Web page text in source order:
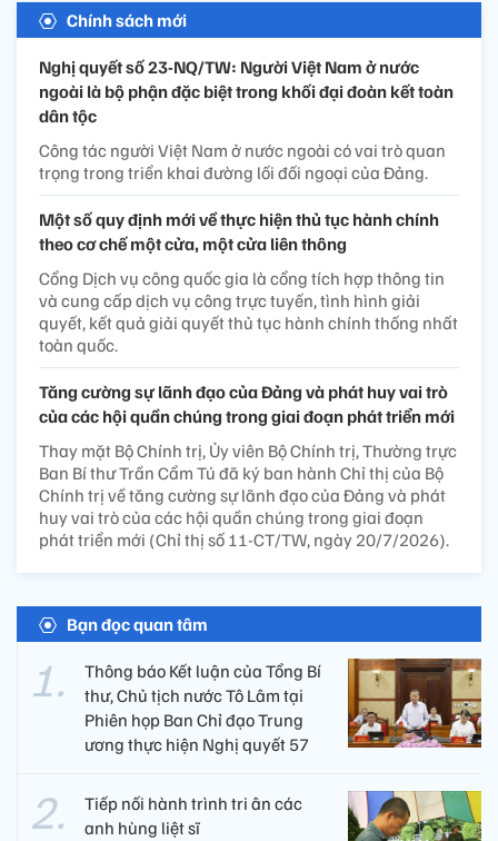
Chính sách mới
Nghị quyết số 23-NQ/TW: Người Việt Nam ở nước
ngoài là bộ phận đặc biệt trong khối đại đoàn kết toàn
dân tộc
Công tác người Việt Nam ở nước ngoài có vai trò quan
trọng trong triển khai đường lối đối ngoại của Đảng.
Một số quy định mới về thực hiện thủ tục hành chính
theo cơ chế một cửa, một cửa liên thông
Cổng Dịch vụ công quốc gia là cổng tích hợp thông tin
và cung cấp dịch vụ công trực tuyến, tình hình giải
quyết, kết quả giải quyết thủ tục hành chính thống nhất
toàn quốc.
Tăng cường sự lãnh đạo của Đảng và phát huy vai trò
của các hội quần chúng trong giai đoạn phát triển mới
Thay mặt Bộ Chính trị, Ủy viên Bộ Chính trị, Thường trực
Ban Bí thư Trần Cẩm Tú đã ký ban hành Chỉ thị của Bộ
Chính trị về tăng cường sự lãnh đạo của Đảng và phát
huy vai trò của các hội quần chúng trong giai đoạn
phát triển mới (Chỉ thị số 11-CT/TW, ngày 20/7/2026).
Bạn đọc quan tâm
Thông báo Kết luận của Tổng Bí
thư, Chủ tịch nước Tô Lâm tại
Phiên họp Ban Chỉ đạo Trung
ương thực hiện Nghị quyết 57
Tiếp nối hành trình tri ân các
anh hùng liệt sĩ ​